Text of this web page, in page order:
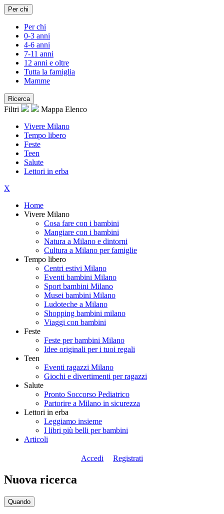
Per chi
Per chi
0-3 anni
4-6 anni
7-11 anni
12 anni e oltre
Tutta la famiglia
Mamme
Ricerca
Filtri Mappa Elenco
Vivere Milano
Tempo libero
Feste
Teen
Salute
Lettori in erba
X
Home
Vivere Milano
Cosa fare con i bambini
Mangiare con i bambini
Natura a Milano e dintorni
Cultura a Milano per famiglie
Tempo libero
Centri estivi Milano
Eventi bambini Milano
Sport bambini Milano
Musei bambini Milano
Ludoteche a Milano
Shopping bambini milano
Viaggi con bambini
Feste
Feste per bambini Milano
Idee originali per i tuoi regali
Teen
Eventi ragazzi Milano
Giochi e divertimenti per ragazzi
Salute
Pronto Soccorso Pediatrico
Partorire a Milano in sicurezza
Lettori in erba
Leggiamo insieme
I libri più belli per bambini
Articoli
Accedi Registrati
Nuova ricerca
Quando